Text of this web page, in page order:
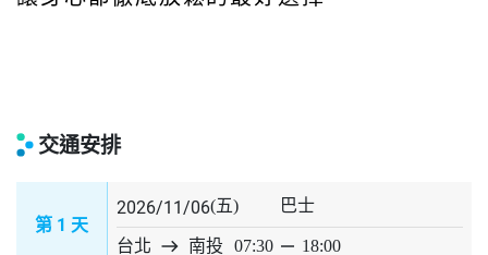
美融合。
入體驗台灣原住民族文化與自然生態，在群
山環繞的環境中享受兼具「放鬆」與「景